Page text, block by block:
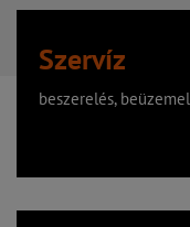
Szervíz
beszerelés,